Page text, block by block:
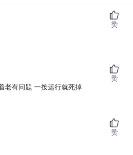
赞
老有问题 一按运行就死掉
赞
赞